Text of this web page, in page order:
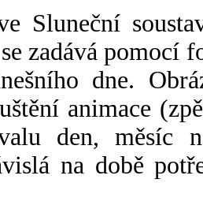
Sluneční
zadává pomocí
dne.
animace
den, měsíc
na době